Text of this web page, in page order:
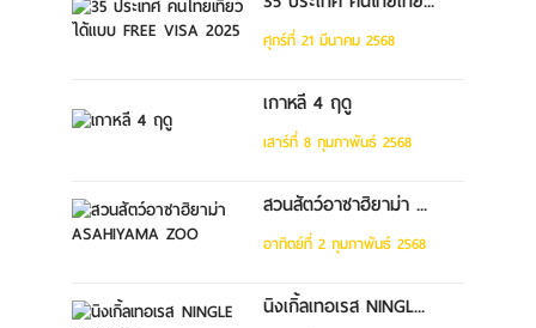
ศุกร์ที่ 21 มีนาคม 2568
เกาหลี 4 ฤดู
เสาร์ที่ 8 กุมภาพันธ์ 2568
สวนสัตว์อาซาฮิยาม่า ...
อาทิตย์ที่ 2 กุมภาพันธ์ 2568
นิงเกิ้ลเทอเรส NINGL...